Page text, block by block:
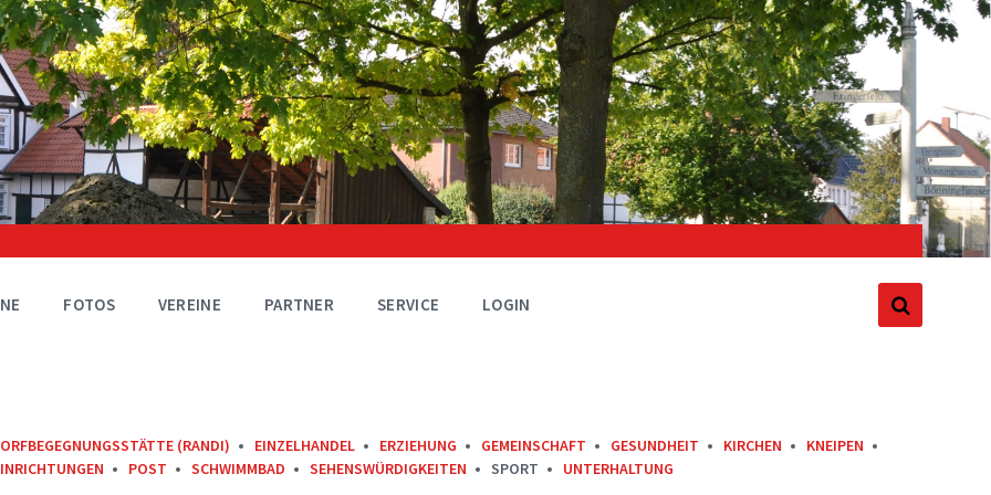
FOTOS VEREINE PARTNER SERVICE LOGIN
(RANDI) EINZELHANDEL ERZIEHUNG GEMEINSCHAFT GESUNDHEIT KIRCHEN
KNEIPEN
POST SCHWIMMBAD SEHENSWÜRDIGKEITEN SPORT UNTERHALTUNG